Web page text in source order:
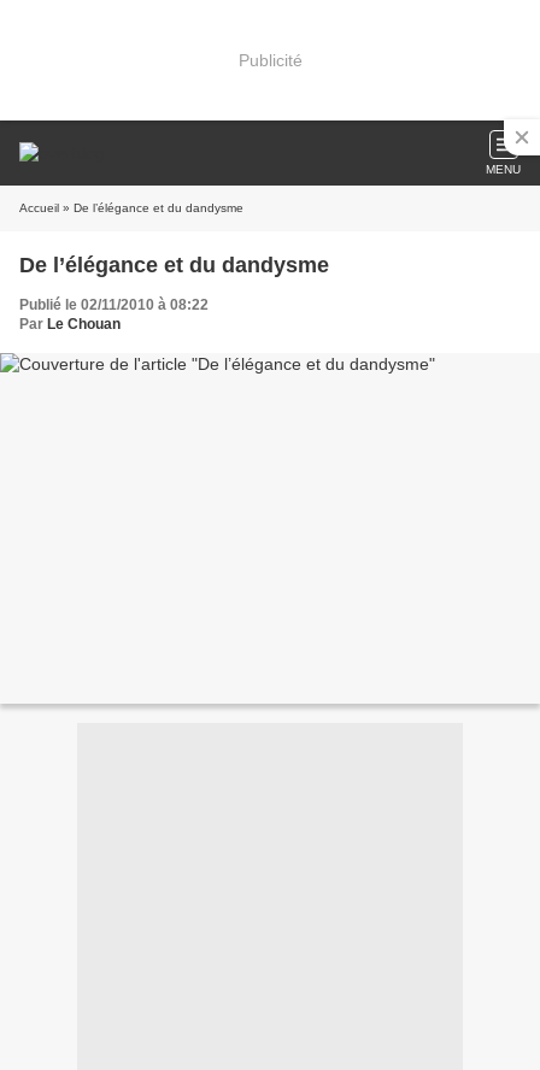
Publicité
MENU
Accueil » De l’élégance et du dandysme
De l’élégance et du dandysme
Publié le 02/11/2010 à 08:22
Par Le Chouan